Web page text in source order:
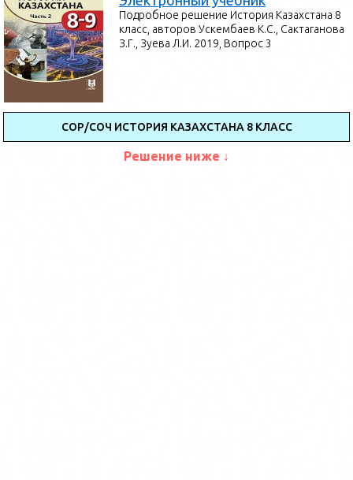
Подробное решение История Казахстана 8
класс, авторов Ускембаев К.С., Сактаганова
З.Г., Зуева Л.И. 2019, Вопрос 3
СОР/СОЧ ИСТОРИЯ КАЗАХСТАНА 8 КЛАСС
Решение ниже ↓